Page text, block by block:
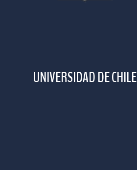
UNIVERSIDAD DE CHILE